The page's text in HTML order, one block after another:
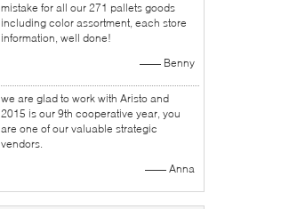
mistake for all our 271 pallets goods
including color assortment, each store
information, well done!
—— Benny
we are glad to work with Aristo and
2015 is our 9th cooperative year, you
are one of our valuable strategic
vendors.
—— Anna